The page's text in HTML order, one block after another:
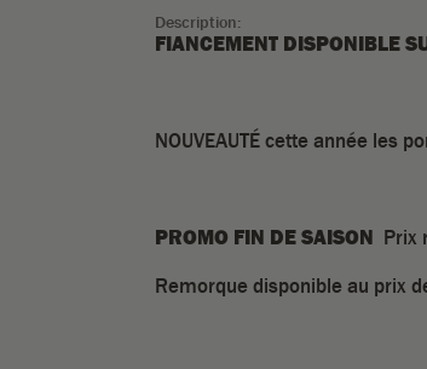
Description:
FIANCEMENT DISPONIBLE
NOUVEAUTÉ cette année les
PROMO FIN DE SAISON Prix
Remorque disponible au prix